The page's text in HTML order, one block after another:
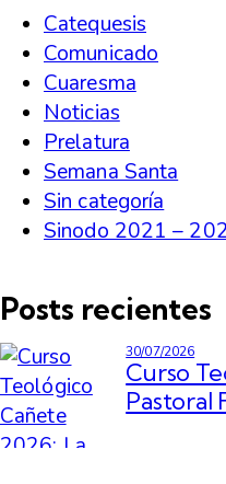
Catequesis
Comunicado
Cuaresma
Noticias
Prelatura
Semana Santa
Sin categoría
Sinodo 2021 –
Posts recientes
30/07/2026
Curso
Pastoral